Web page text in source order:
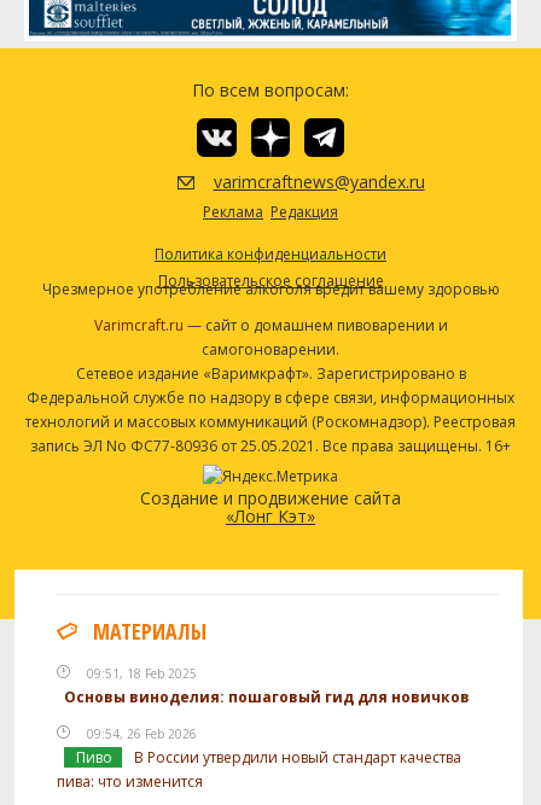
По всем вопросам:
varimcraftnews@yandex.ru
Реклама Редакция
Политика конфиденциальности
Пользовательское соглашение
Чрезмерное употребление алкоголя вредит вашему здоровью
Varimcraft.ru — сайт о домашнем пивоварении и
самогоноварении.
Сетевое издание «Варимкрафт». Зарегистрировано в
Федеральной службе по надзору в сфере связи, информационных
технологий и массовых коммуникаций (Роскомнадзор). Реестровая
запись ЭЛ No ФС77-80936 от 25.05.2021. Все права защищены. 16+
Создание и продвижение сайта
«Лонг Кэт»
МАТЕРИАЛЫ
09:51, 18 Feb 2025
Основы виноделия: пошаговый гид для новичков
09:54, 26 Feb 2026
Пиво
В России утвердили новый стандарт качества
пива: что изменится